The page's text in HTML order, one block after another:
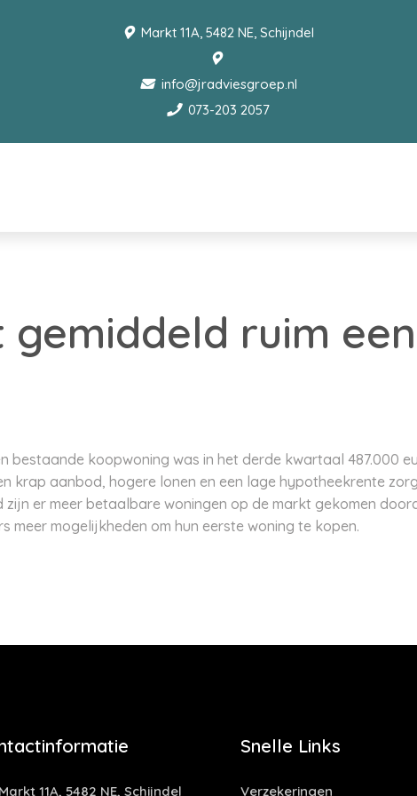
Markt 11A, 5482 NE, Schijndel
info@jradviesgroep.nl
073-203 2057
gemiddeld ruim
bestaande koopwoning was in het derde kwartaal 487.000
krap aanbod, hogere lonen en een lage hypotheekrente
zijn er meer betaalbare woningen op de markt gekomen
meer mogelijkheden om hun eerste woning te kopen.
Markt 11A, 5482 NE, Schijndel
Snelle Links
Verzekeringen